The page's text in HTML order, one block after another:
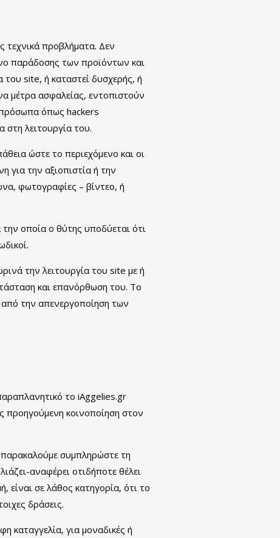
τεχνικά προβλήματα. Δεν
παράδοσης των προϊόντων και
του site, ή καταστεί δυσχερής, ή
μέτρα ασφαλείας, εντοπιστούν
πρόσωπα όπως hackers
λειτουργία του.
ώστε το περιεχόμενο και οι
για την αξιοπιστία ή την
φωτογραφίες – βίντεο, ή
οποία ο θύτης υποδύεται ότι
την λειτουργία του site με ή
και επανόρθωση του. Το
από την απενεργοποίηση των
το iAggelies.gr
προηγούμενη κοινοποίηση στον
συμπληρώστε τη
αναφέρει οτιδήποτε θέλει
είναι σε λάθος κατηγορία, ότι το
δράσεις.
καταγγελία, για μοναδικές ή